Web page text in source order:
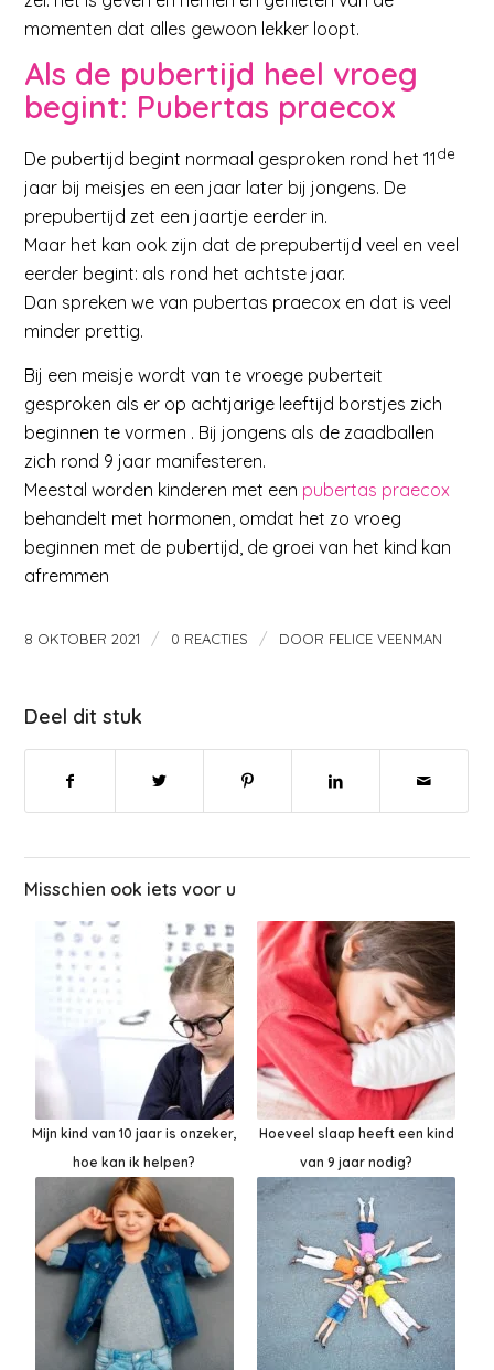
momenten dat alles gewoon lekker loopt.
Als de pubertijd heel vroeg
begint: Pubertas praecox
De pubertijd begint normaal gesproken rond het 11de
jaar bij meisjes en een jaar later bij jongens. De
prepubertijd zet een jaartje eerder in.
Maar het kan ook zijn dat de prepubertijd veel en veel
eerder begint: als rond het achtste jaar.
Dan spreken we van pubertas praecox en dat is veel
minder prettig.
Bij een meisje wordt van te vroege puberteit
gesproken als er op achtjarige leeftijd borstjes zich
beginnen te vormen . Bij jongens als de zaadballen
zich rond 9 jaar manifesteren.
Meestal worden kinderen met een pubertas praecox
behandelt met hormonen, omdat het zo vroeg
beginnen met de pubertijd, de groei van het kind kan
afremmen
8 OKTOBER 2021 / 0 REACTIES / DOOR FELICE VEENMAN
Deel dit stuk
Misschien ook iets voor u
Mijn kind van 10 jaar is onzeker,
hoe kan ik helpen?
Hoeveel slaap heeft een kind
van 9 jaar nodig?